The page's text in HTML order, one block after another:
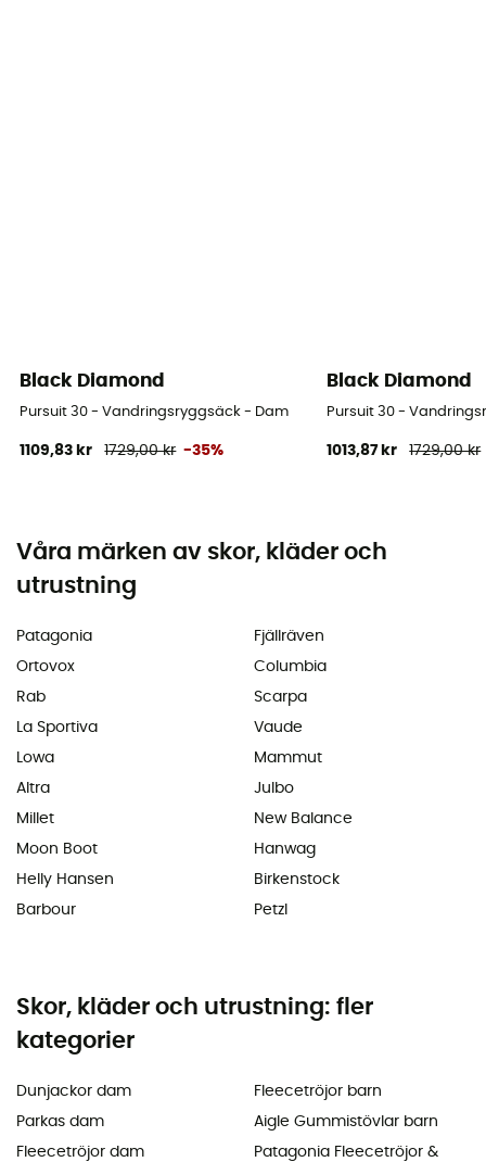
Black Diamond
Pursuit 30 - Vandringsryggsäck - Dam
1109,83 kr 1729,00 kr -35%
Black Diamond
Pursuit 30 -
1013,87 kr 1729,00 kr
Våra märken av skor, kläder och
utrustning
Patagonia
Ortovox
Rab
La Sportiva
Lowa
Altra
Millet
Moon Boot
Helly Hansen
Barbour
Fjällräven
Columbia
Scarpa
Vaude
Mammut
Julbo
New Balance
Hanwag
Birkenstock
Petzl
Skor, kläder och utrustning: fler
kategorier
Dunjackor dam
Parkas dam
Fleecetröjor dam
Fleecetröjor barn
Aigle Gummistövlar barn
Patagonia Fleecetröjor &